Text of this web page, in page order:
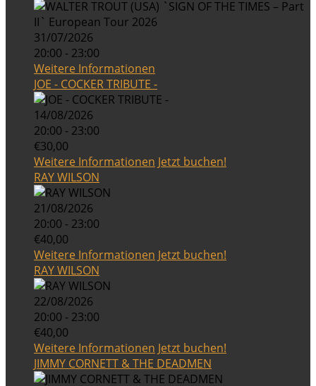
31/07/2026
20:00 - 23:00
Weitere Informationen
JOE - COCKER TRIBUTE -
14/08/2026
20:00 - 23:00
€30,00
Weitere Informationen Jetzt buchen!
RAY WILSON
21/08/2026
20:00 - 23:00
€40,00
Weitere Informationen Jetzt buchen!
RAY WILSON
22/08/2026
20:00 - 23:00
€40,00
Weitere Informationen Jetzt buchen!
JIMMY CORNETT & THE DEADMEN